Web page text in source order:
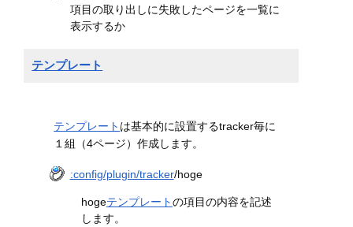
項目の取り出しに失敗したページを一覧に
表示するか
テンプレート
テンプレート は基本的に設置するtracker毎に
１組（4ページ）作成します。
:config/plugin/tracker/hoge
hogeテンプレートの項目の内容を記述
します。